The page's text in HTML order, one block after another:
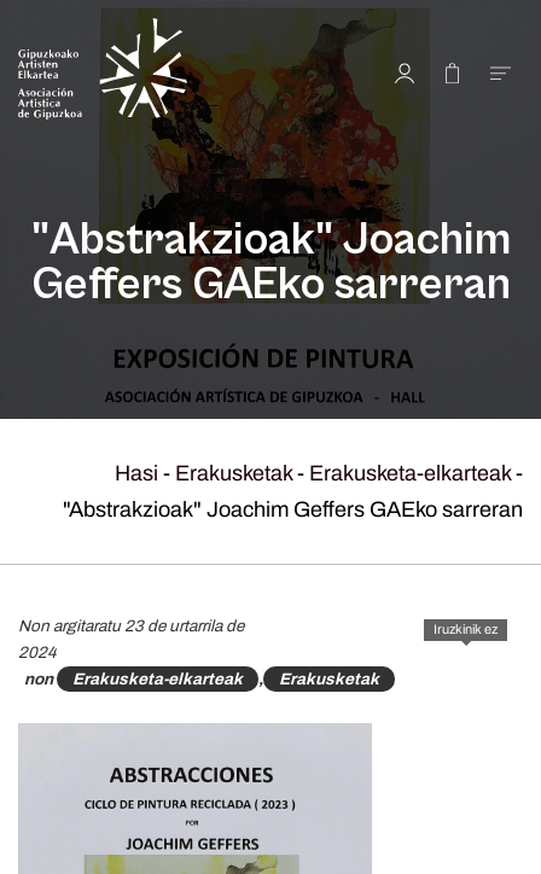
"Abstrakzioak" Joachim
Geffers GAEko sarreran
Hasi - Erakusketak- Erakusketa-elkarteak-
"Abstrakzioak" Joachim Geffers GAEko sarreran
Iruzkinik ez
Non argitaratu 23 de urtarrila de
2024
non
Erakusketa-elkarteak , Erakusketak